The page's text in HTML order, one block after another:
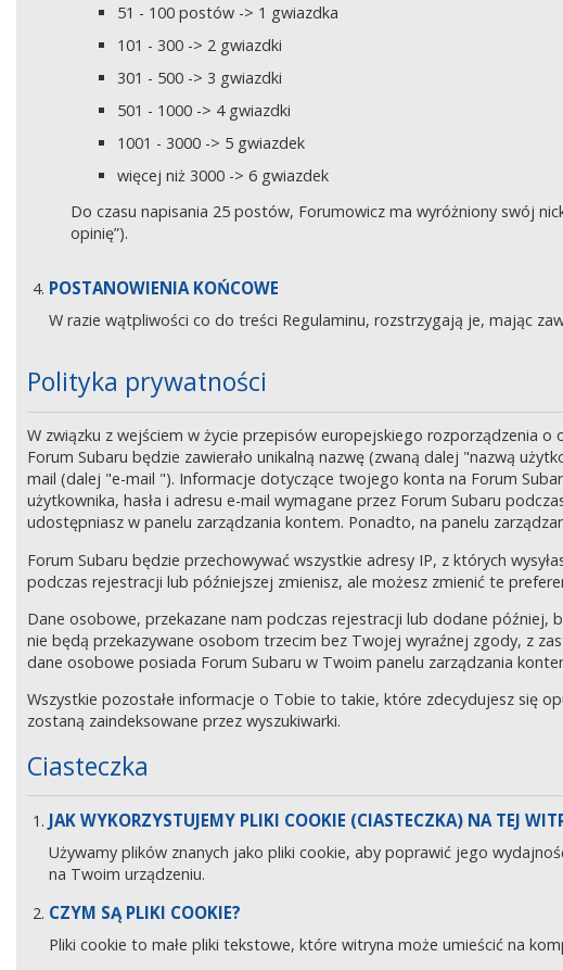
51 - 100 postów -> 1 gwiazdka
101 - 300 -> 2 gwiazdki
301 - 500 -> 3 gwiazdki
501 - 1000 -> 4 gwiazdki
1001 - 3000 -> 5 gwiazdek
więcej niż 3000 -> 6 gwiazdek
Do czasu napisania 25 postów, Forumowicz ma wyróżniony swój
opinię”).
POSTANOWIENIA KOŃCOWE
W razie wątpliwości co do treści Regulaminu, rozstrzygają je, mając
Polityka prywatności
W związku z wejściem w życie przepisów europejskiego rozporządzenia
Forum Subaru będzie zawierało unikalną nazwę (zwaną dalej "nazwą
mail (dalej "e-mail "). Informacje dotyczące twojego konta na Forum
użytkownika, hasła i adresu e-mail wymagane przez Forum Subaru
udostępniasz w panelu zarządzania kontem. Ponadto, na panelu
Forum Subaru będzie przechowywać wszystkie adresy IP, z których
podczas rejestracji lub późniejszej zmienisz, ale możesz zmienić te
Dane osobowe, przekazane nam podczas rejestracji lub dodane później,
nie będą przekazywane osobom trzecim bez Twojej wyraźnej zgody, z
dane osobowe posiada Forum Subaru w Twoim panelu zarządzania
Wszystkie pozostałe informacje o Tobie to takie, które zdecydujesz się
zostaną zaindeksowane przez wyszukiwarki.
Ciasteczka
JAK WYKORZYSTUJEMY PLIKI COOKIE (CIASTECZKA) NA TEJ
Używamy plików znanych jako pliki cookie, aby poprawić jego
na Twoim urządzeniu.
CZYM SĄ PLIKI COOKIE?
Pliki cookie to małe pliki tekstowe, które witryna może umieścić na